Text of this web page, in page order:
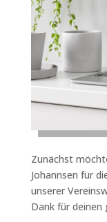
Zunächst
Johannsen für
unserer
Dank für